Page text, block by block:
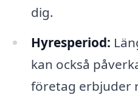
dig.
Hyresperiod:
kan också
företag erbjuder